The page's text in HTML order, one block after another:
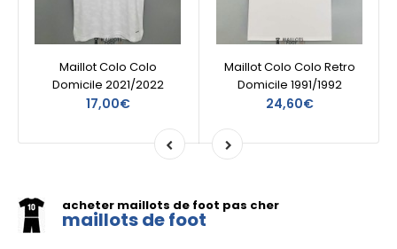
Maillot Colo Colo
Domicile 2021/2022
17,00€
Maillot Colo Colo Retro
Domicile 1991/1992
24,60€
acheter maillots de foot pas cher
maillots de foot